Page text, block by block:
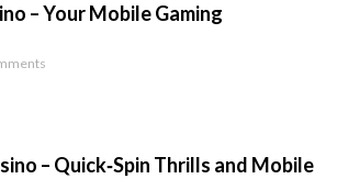
– Your Mobile Gaming
– Quick‑Spin Thrills and Mobile